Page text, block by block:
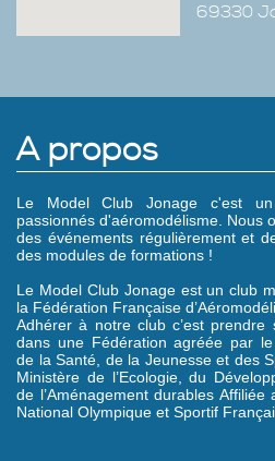
69330
A propos
Le Model Club Jonage c'est
passionnés d'aéromodélisme. Nous
des événements régulièrement et
des modules de formations !
Le Model Club Jonage est un club
la Fédération Française
Adhérer à notre club c’est prendre
dans une Fédération agréée par
de la Santé, de la Jeunesse et des
Ministère de l’Ecologie, du
de l’Aménagement durables Affiliée
National Olympique et Sportif